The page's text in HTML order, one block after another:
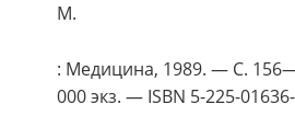
М.
: Медицина, 1989. — С.
000 экз. — ISBN 5-225-